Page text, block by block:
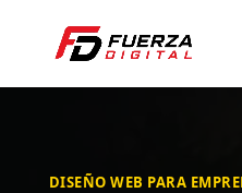
DISEÑO WEB PARA